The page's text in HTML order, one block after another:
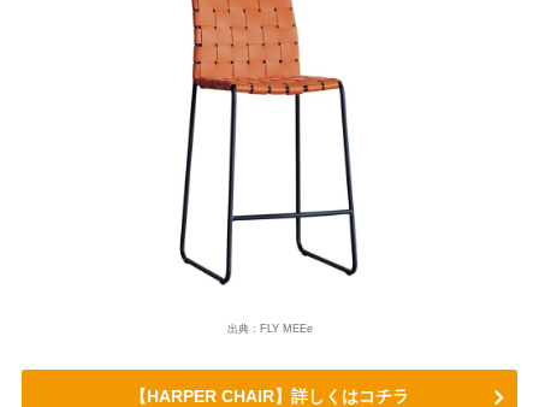
出典 : FLY MEEe
【HARPER CHAIR】詳しくはコチラ